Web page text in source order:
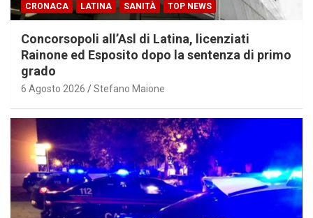
CRONACA LATINA SANITÀ TOP NEWS
Concorsopoli all’Asl di Latina, licenziati
Rainone ed Esposito dopo la sentenza di primo
grado
6 Agosto 2026 Stefano Maione